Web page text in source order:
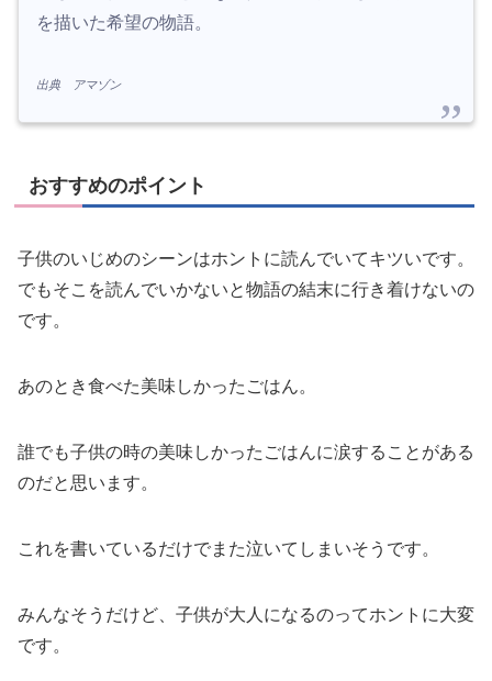
を描いた希望の物語。
出典 アマゾン
おすすめのポイント
子供のいじめのシーンはホントに読んでいてキツいです。
でもそこを読んでいかないと物語の結末に行き着けないの
です。
あのとき食べた美味しかったごはん。
誰でも子供の時の美味しかったごはんに涙することがある
のだと思います。
これを書いているだけでまた泣いてしまいそうです。
みんなそうだけど、子供が大人になるのってホントに大変
です。